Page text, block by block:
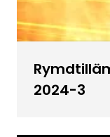
2024-3